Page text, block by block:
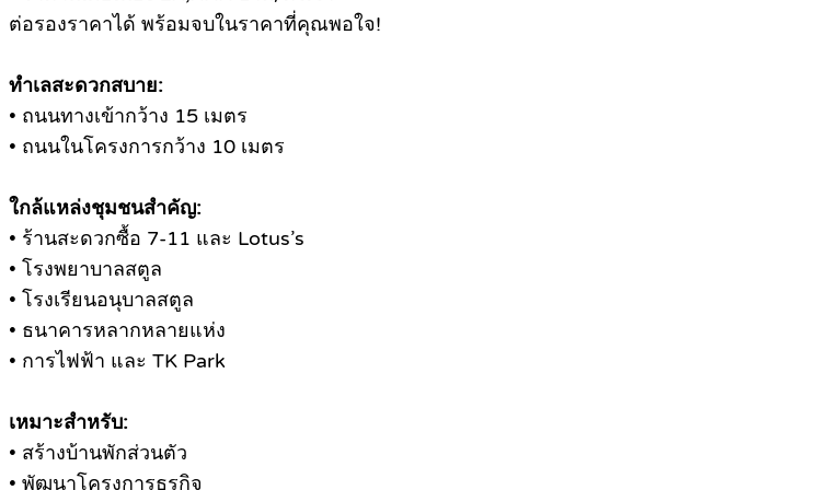
ต่อรองราคาได้ พร้อมจบในราคาที่คุณพอใจ!
ทำเลสะดวกสบาย:
• ถนนทางเข้ากว้าง 15 เมตร
• ถนนในโครงการกว้าง 10 เมตร
ใกล้แหล่งชุมชนสำคัญ:
• ร้านสะดวกซื้อ 7-11 และ Lotus’s
• โรงพยาบาลสตูล
• โรงเรียนอนุบาลสตูล
• ธนาคารหลากหลายแห่ง
• การไฟฟ้า และ TK Park
เหมาะสำหรับ:
• สร้างบ้านพักส่วนตัว
• พัฒนาโครงการธุรกิจ